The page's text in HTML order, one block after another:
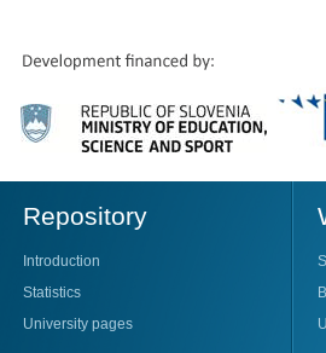
Repository
Introduction
Statistics
University pages